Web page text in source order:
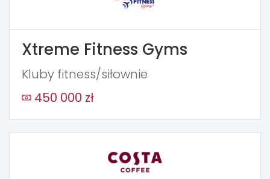
Xtreme Fitness Gyms
Kluby fitness/siłownie
450 000 zł